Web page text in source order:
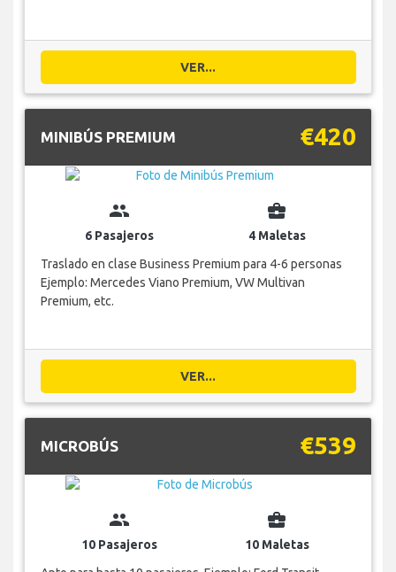
VER...
MINIBÚS PREMIUM €420
group
6 Pasajeros
business_center
4 Maletas
Traslado en clase Business Premium para 4-6 personas
Ejemplo: Mercedes Viano Premium, VW Multivan
Premium, etc.
VER...
MICROBÚS €539
group
10 Pasajeros
business_center
10 Maletas